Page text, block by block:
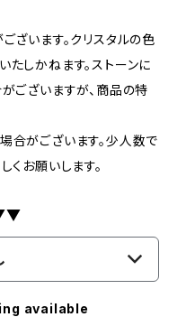
ざいます。クリスタルの色
しかねます。ストーンに
ございますが、商品の特
がございます。少人数で
くお願いします。
available